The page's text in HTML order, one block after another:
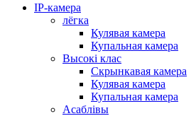
IP-камера
лёгка
Кулявая камера
Купальная камера
Высокі клас
Скрынкавая камера
Кулявая камера
Купальная камера
Асаблівы